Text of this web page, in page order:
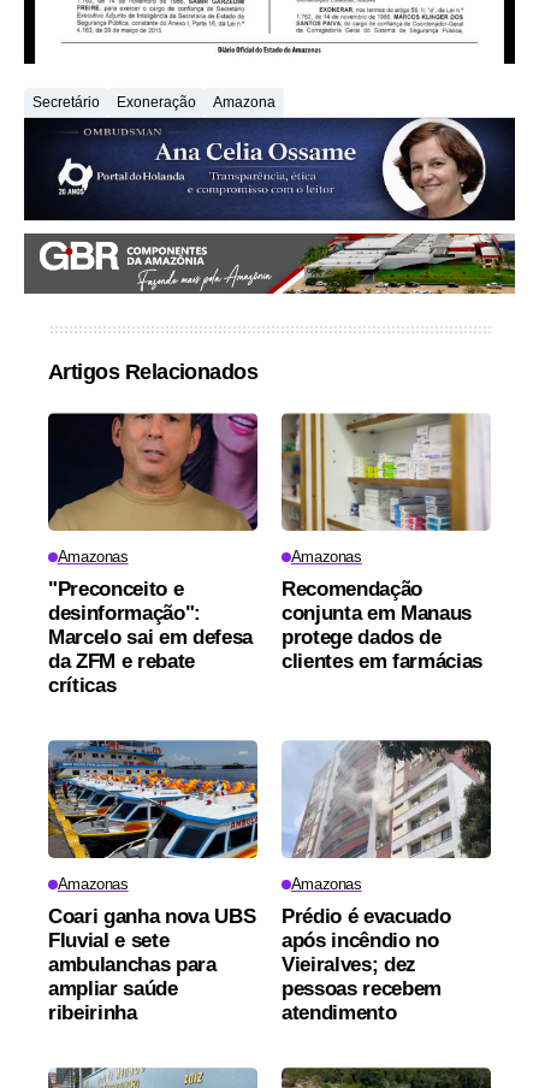
Secretário Exoneração Amazona
Artigos Relacionados
Amazonas
"Preconceito e
desinformação":
Marcelo sai em defesa
da ZFM e rebate
críticas
Amazonas
Recomendação
conjunta em Manaus
protege dados de
clientes em farmácias
Amazonas
Coari ganha nova UBS
Fluvial e sete
ambulanchas para
ampliar saúde
ribeirinha
Amazonas
Prédio é evacuado
após incêndio no
Vieiralves; dez
pessoas recebem
atendimento